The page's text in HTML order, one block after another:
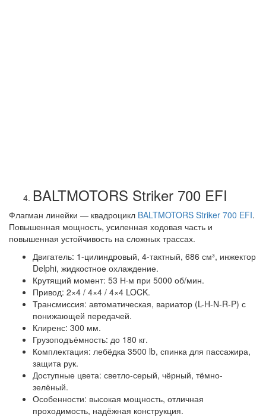
BALTMOTORS Striker 700 EFI
Флагман линейки — квадроцикл BALTMOTORS Striker 700 EFI.
Повышенная мощность, усиленная ходовая часть и
повышенная устойчивость на сложных трассах.
Двигатель: 1-цилиндровый, 4-тактный, 686 см³, инжектор
Delphi, жидкостное охлаждение.
Крутящий момент: 53 Н·м при 5000 об/мин.
Привод: 2×4 / 4×4 / 4×4 LOCK.
Трансмиссия: автоматическая, вариатор (L-H-N-R-P) с
понижающей передачей.
Клиренс: 300 мм.
Грузоподъёмность: до 180 кг.
Комплектация: лебёдка 3500 lb, спинка для пассажира,
защита рук.
Доступные цвета: светло-серый, чёрный, тёмно-
зелёный.
Особенности: высокая мощность, отличная
проходимость, надёжная конструкция.